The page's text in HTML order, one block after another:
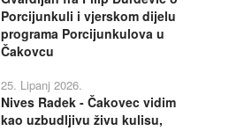
Porcijunkuli i vjerskom dijelu
programa Porcijunkulova u
Čakovcu
25. Lipanj 2026.
Nives Radek - Čakovec vidim
kao uzbudljivu živu kulisu,